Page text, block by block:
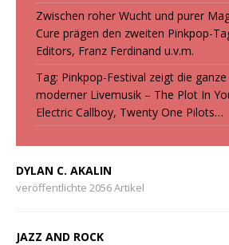
Zwischen roher Wucht und purer
Cure prägen den zweiten Pinkpop-
Editors, Franz Ferdinand u.v.m.
Tag: Pinkpop-Festival zeigt die
moderner Livemusik – The Plot In
Electric Callboy, Twenty One Pilots…
DYLAN C. AKALIN
veröffentlichte 2056 Artikel
JAZZ AND ROCK